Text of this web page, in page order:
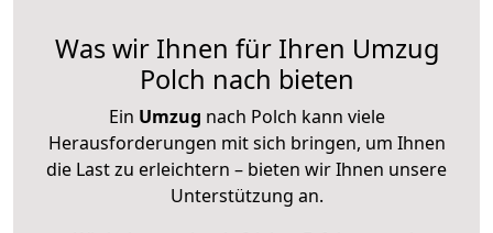
Was wir Ihnen für Ihren Umzug
Polch nach bieten
Ein Umzug nach Polch kann viele
Herausforderungen mit sich bringen, um Ihnen
die Last zu erleichtern – bieten wir Ihnen unsere
Unterstützung an.